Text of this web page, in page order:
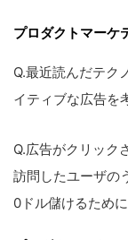
プロダクトマーケ
Q.最近読んだテク
イティブな広告を
Q.広告がクリック
訪問したユーザの
0ドル儲けるため